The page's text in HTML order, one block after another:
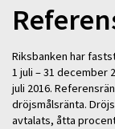
Riksbanken har
1 juli – 31 december
juli 2016.
dröjsmålsränta.
avtalats, åtta